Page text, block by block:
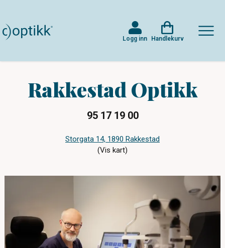
Logg inn Handlekurv
Rakkestad Optikk
95 17 19 00
Storgata 14, 1890 Rakkestad
(Vis kart)